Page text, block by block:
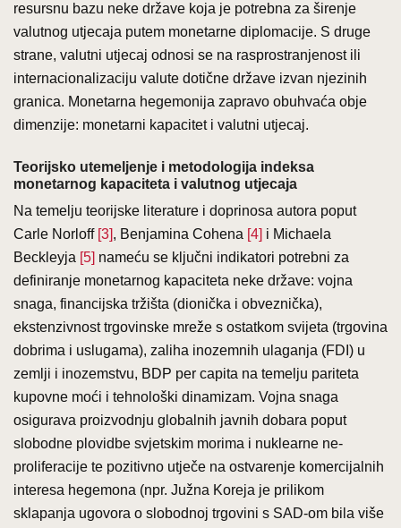
resursnu bazu neke države koja je potrebna za širenje
valutnog utjecaja putem monetarne diplomacije. S druge
strane, valutni utjecaj odnosi se na rasprostranjenost ili
internacionalizaciju valute dotične države izvan njezinih
granica. Monetarna hegemonija zapravo obuhvaća obje
dimenzije: monetarni kapacitet i valutni utjecaj.
Teorijsko utemeljenje i metodologija indeksa
monetarnog kapaciteta i valutnog utjecaja
Na temelju teorijske literature i doprinosa autora poput
Carle Norloff [3] , Benjamina Cohena [4] i Michaela
Beckleyja [5] nameću se ključni indikatori potrebni za
definiranje monetarnog kapaciteta neke države: vojna
snaga, financijska tržišta (dionička i obveznička),
ekstenzivnost trgovinske mreže s ostatkom svijeta (trgovina
dobrima i uslugama), zaliha inozemnih ulaganja (FDI) u
zemlji i inozemstvu, BDP per capita na temelju pariteta
kupovne moći i tehnološki dinamizam. Vojna snaga
osigurava proizvodnju globalnih javnih dobara poput
slobodne plovidbe svjetskim morima i nuklearne ne-
proliferacije te pozitivno utječe na ostvarenje komercijalnih
interesa hegemona (npr. Južna Koreja je prilikom
sklapanja ugovora o slobodnoj trgovini s SAD-om bila više